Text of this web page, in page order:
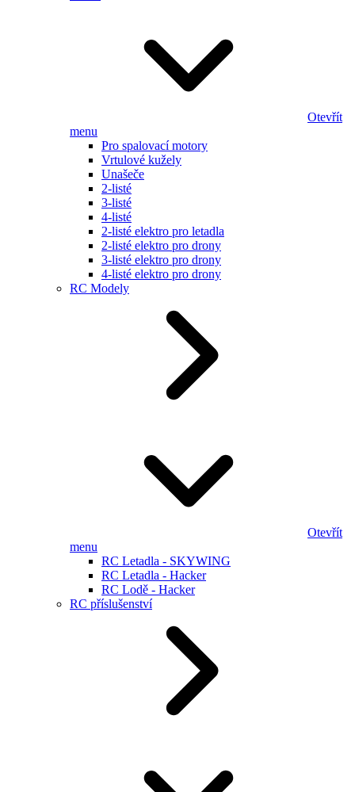
Otevřít
menu
Pro spalovací motory
Vrtulové kužely
Unašeče
2-listé
3-listé
4-listé
2-listé elektro pro letadla
2-listé elektro pro drony
3-listé elektro pro drony
4-listé elektro pro drony
RC Modely
Otevřít
menu
RC Letadla - SKYWING
RC Letadla - Hacker
RC Lodě - Hacker
RC příslušenství